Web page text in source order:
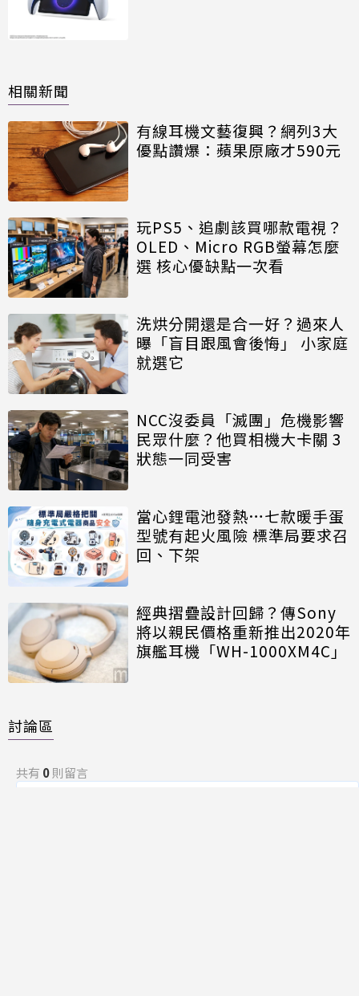
相關新聞
有線耳機文藝復興？網列3大
優點讚爆：蘋果原廠才590元
玩PS5、追劇該買哪款電視？
OLED、Micro RGB螢幕怎麼
選 核心優缺點一次看
洗烘分開還是合一好？過來人
曝「盲目跟風會後悔」 小家庭
就選它
NCC沒委員「滅團」危機影響
民眾什麼？他買相機大卡關 3
狀態一同受害
當心鋰電池發熱…七款暖手蛋
型號有起火風險 標準局要求召
回、下架
經典摺疊設計回歸？傳Sony
將以親民價格重新推出2020年
旗艦耳機「WH-1000XM4C」
討論區
共有 0則留言